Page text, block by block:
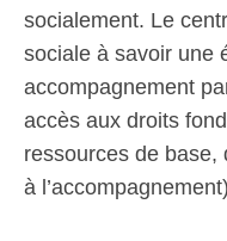
socialement. Le
sociale à savoir une
accompagnement
accès aux droits
ressources de base,
à